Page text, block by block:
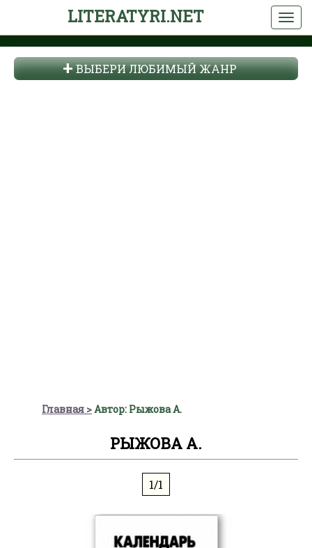
LITERATYRI.NET
ВЫБЕРИ ЛЮБИМЫЙ ЖАНР
Главная Автор: Рыжова А.
РЫЖОВА А.
1/1